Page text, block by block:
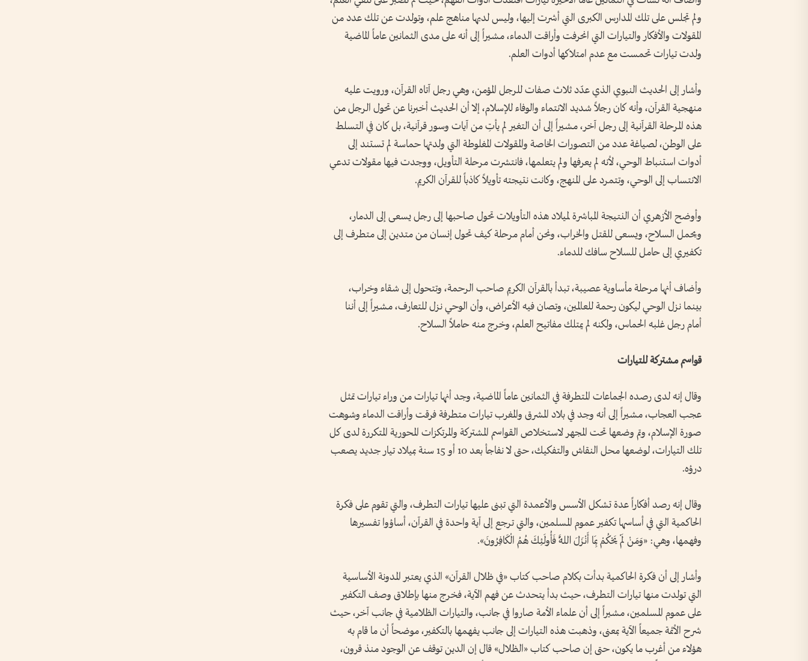
ولم تجلس على تلك المدارس الكبرى التي أشرت إليها، وليس لديها مناهج علم، وتولدت عن تلك عدد من
المقولات والأفكار والتيارات التي انحرفت وأراقت الدماء، مشيراً إلى أنه على مدى الثمانين عاماً الماضية
ولدت تيارات تحمست مع عدم امتلاكها أدوات العلم.
وأشار إلى الحديث النبوي الذي عدّد ثلاث صفات للرجل المؤمن، وهي رجل آتاه القرآن، ورويت عليه
منهجية القرآن، وأنه كان رجلاً شديد الانتماء والوفاء للإسلام، إلا أن الحديث أخبرنا عن تحول الرجل من
هذه المرحلة القرآنية إلى رجل آخر، مشيراً إلى أن التغير لم يأتِ من آيات وسور قرآنية، بل كان في التسلط
على الوطن، لصياغة عدد من التصورات الخاصة والمقولات المغلوطة التي ولدتها حماسة لم تستند إلى
أدوات استنباط الوحي، لأنه لم يعرفها ولم يتعلمها، فانتشرت مرحلة التأويل، ووجدت فيها مقولات تدعي
الانتساب إلى الوحي، وتتمرد على المنهج، وكانت نتيجته تأويلاً كاذباً للقرآن الكريم.
وأوضح الأزهري أن النتيجة المباشرة لميلاد هذه التأويلات تحول صاحبها إلى رجل يسعى إلى الدمار،
ويحمل السلاح، ويسعى للقتل والخراب، ونحن أمام مرحلة كيف تحول إنسان من متدين إلى متطرف إلى
تكفيري إلى حامل للسلاح سافك للدماء.
وأضاف أنها مرحلة مأساوية عصيبة، تبدأ بالقرآن الكريم صاحب الرحمة، وتتحول إلى شقاء وخراب،
بينما نزل الوحي ليكون رحمة للعالمين، وتصان فيه الأعراض، وأن الوحي نزل للتعارف، مشيراً إلى أننا
أمام رجل غلبه الحماس، ولكنه لم يمتلك مفاتيح العلم، وخرج منه حاملاً السلاح.
قواسم مشتركة للتيارات
وقال إنه لدى رصده الجماعات المتطرفة في الثمانين عاماً الماضية، وجد أنها تيارات من وراء تيارات تمثل
عجب العجاب، مشيراً إلى أنه وجد في بلاد المشرق والمغرب تيارات متطرفة فرقت وأراقت الدماء وشوهت
صورة الإسلام، وتم وضعها تحت المجهر لاستخلاص القواسم المشتركة والمرتكزات المحورية المتكررة لدى كل
تلك التيارات، لوضعها محل النقاش والتفكيك، حتى لا نفاجأ بعد 10 أو 15 سنة بميلاد تيار جديد يصعب
درؤه.
وقال إنه رصد أفكاراً عدة تشكل الأسس والأعمدة التي تبنى عليها تيارات التطرف، والتي تقوم على فكرة
الحاكمية التي في أساسها تكفير عموم المسلمين، والتي ترجع إلى آية واحدة في القرآن، أساؤوا تفسيرها
وفهمها، وهي: «وَمَنْ لَمْ يَحْكُمْ بِمَا أَنْزَلَ اللَّهُ فَأُولَئِكَ هُمُ الْكَافِرُونَ».
وأشار إلى أن فكرة الحاكمية بدأت بكلام صاحب كتاب «في ظلال القرآن» الذي يعتبر المدونة الأساسية
التي تولدت منها تيارات التطرف، حيث بدأ يتحدث عن فهم الآية، فخرج منها بإطلاق وصف التكفير
على عموم المسلمين، مشيراً إلى أن علماء الأمة صاروا في جانب، والتيارات الظلامية في جانب آخر، حيث
شرح الأئمة جميعاً الآية بمعنى، وذهبت هذه التيارات إلى جانب يفهمها بالتكفير، موضحاً أن ما قام به
هؤلاء من أغرب ما يكون، حتى إن صاحب كتاب «الظلال» قال إن الدين توقف عن الوجود منذ قرون،